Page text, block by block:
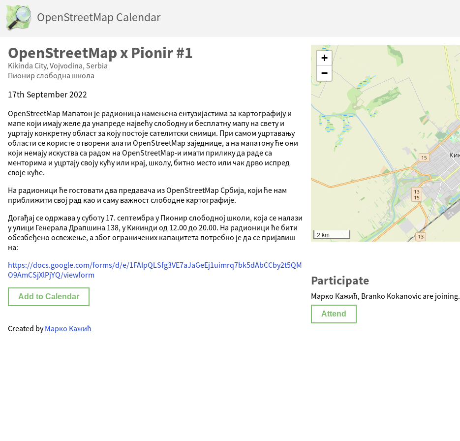
OpenStreetMap Calendar
OpenStreetMap x Pionir #1
Kikinda City, Vojvodina, Serbia
Пионир слободна школа
17th September 2022
OpenStreetMap Мапатон је радионица намењена ентузијастима за картографију и
мапе који имају желе да унапреде највећу слободну и бесплатну мапу на свету и
уцртају конкретну област за коју постоје сателитски снимци. При самом уцртавању
области се користе отворени алати OpenStreetMap заједнице, а на мапатону ће они
који немају искуства са радом на OpenStreetMap-и имати прилику да раде са
менторима и уцртају своју кућу или крај, школу, битно место или чак дрво испред
своје куће.
На радионици ће гостовати два предавача из OpenStreetMap Србија, који ће нам
приближити свој рад као и саму важност слободне картографије.
Догађај се одржава у суботу 17. септембра у Пионир слободној школи, која се налази
у улици Генерала Драпшина 138, у Кикинди од 12.00 до 20.00. На радионици ће бити
обезбеђено освежење, а због ограничених капацитета потребно је да се пријавиш
на:
https://docs.google.com/forms/d/e/1FAIpQLSfg3VE7aJaGeEj1uimrq7bk5dAbCCby2t5QM
O9AmCSjXlPjYQ/viewform
Add to Calendar
+
−
2 km
Participate
Марко Кажић, Branko Kokanovic are joining.
Attend
Created byМарко Кажић